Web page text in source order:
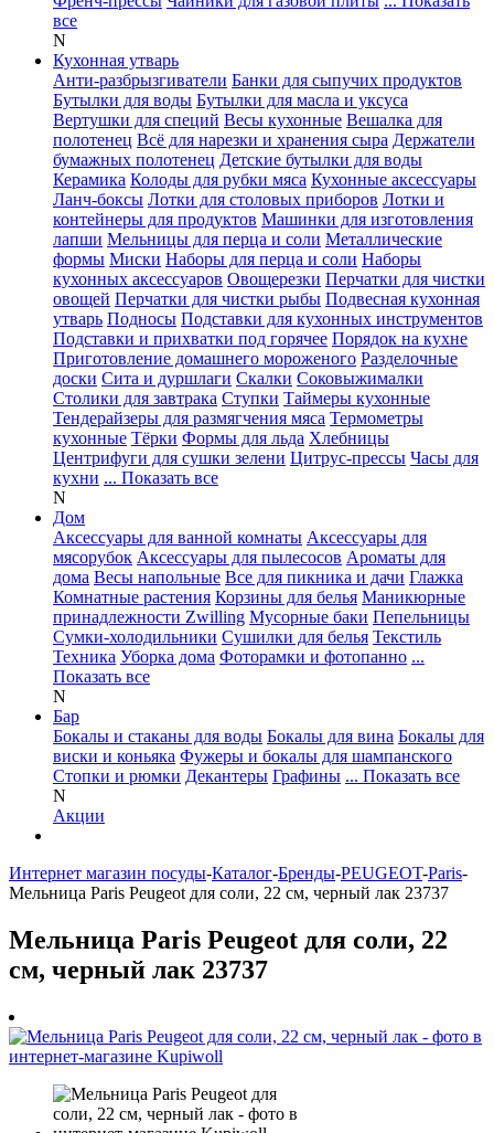
все
N
Кухонная утварь
Анти-разбрызгиватели Банки для сыпучих продуктов
Бутылки для воды Бутылки для масла и уксуса
Вертушки для специй Весы кухонные Вешалка для
полотенец Всё для нарезки и хранения сыра Держатели
бумажных полотенец Детские бутылки для воды
Керамика Колоды для рубки мяса Кухонные аксессуары
Ланч-боксы Лотки для столовых приборов Лотки и
контейнеры для продуктов Машинки для изготовления
лапши Мельницы для перца и соли Металлические
формы Миски Наборы для перца и соли Наборы
кухонных аксессуаров Овощерезки Перчатки для чистки
овощей Перчатки для чистки рыбы Подвесная кухонная
утварь Подносы Подставки для кухонных инструментов
Подставки и прихватки под горячее Порядок на кухне
Приготовление домашнего мороженого Разделочные
доски Сита и дуршлаги Скалки Соковыжималки
Столики для завтрака Ступки Таймеры кухонные
Тендерайзеры для размягчения мяса Термометры
кухонные Тёрки Формы для льда Хлебницы
Центрифуги для сушки зелени Цитрус-прессы Часы для
кухни ... Показать все
N
Дом
Аксессуары для ванной комнаты Аксессуары для
мясорубок Аксессуары для пылесосов Ароматы для
дома Весы напольные Все для пикника и дачи Глажка
Комнатные растения Корзины для белья Маникюрные
принадлежности Zwilling Мусорные баки Пепельницы
Сумки-холодильники Сушилки для белья Текстиль
Техника Уборка дома Фоторамки и фотопанно ...
Показать все
N
Бар
Бокалы и стаканы для воды Бокалы для вина Бокалы для
виски и коньяка Фужеры и бокалы для шампанского
Стопки и рюмки Декантеры Графины ... Показать все
N
Акции
Интернет магазин посуды-Каталог-Бренды-PEUGEOT-Paris-
Мельница Paris Peugeot для соли, 22 см, черный лак 23737
Мельница Paris Peugeot для соли, 22
см, черный лак 23737